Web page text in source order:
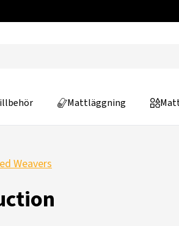
Mattläggning
Weavers